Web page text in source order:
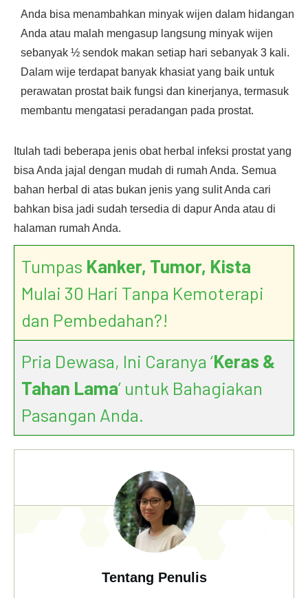
Anda bisa menambahkan minyak wijen dalam hidangan
Anda atau malah mengasup langsung minyak wijen
sebanyak ½ sendok makan setiap hari sebanyak 3 kali.
Dalam wije terdapat banyak khasiat yang baik untuk
perawatan prostat baik fungsi dan kinerjanya, termasuk
membantu mengatasi peradangan pada prostat.
Itulah tadi beberapa jenis obat herbal infeksi prostat yang
bisa Anda jajal dengan mudah di rumah Anda. Semua
bahan herbal di atas bukan jenis yang sulit Anda cari
bahkan bisa jadi sudah tersedia di dapur Anda atau di
halaman rumah Anda.
Tumpas Kanker, Tumor, Kista
Mulai 30 Hari Tanpa Kemoterapi
dan Pembedahan?!
Pria Dewasa, Ini Caranya ‘Keras &
Tahan Lama’ untuk Bahagiakan
Pasangan Anda.
Tentang Penulis